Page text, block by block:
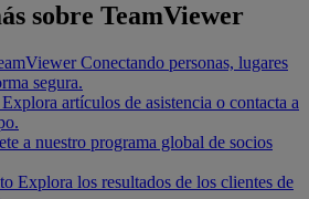
sobre TeamViewer
Conectando personas, lugares
segura.
Explora artículos de asistencia o contacta a
a nuestro programa global de socios
Explora los resultados de los clientes de